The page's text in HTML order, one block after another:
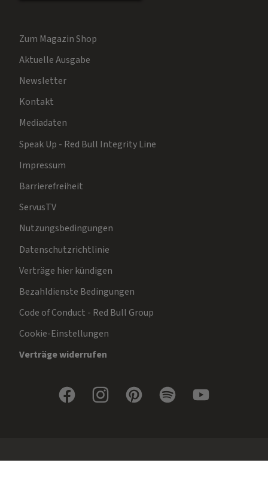
Zum Magazin Shop
Aktuelle Ausgabe
Newsletter
Kontakt
Mediadaten
Speak Up - Red Bull Integrity Line
Impressum
Barrierefreiheit
ServusTV
Nutzungsbedingungen
Datenschutzrichtlinie
Verträge hier kündigen
Bezahldienste Bedingungen
Code of Conduct - Red Bull Group
Cookie-Einstellungen
Verträge widerrufen